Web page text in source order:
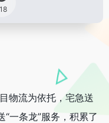
物流为依托，宅急送
一条龙”服务，积累了